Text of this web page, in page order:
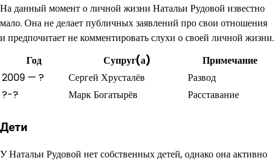
На данный момент о личной жизни Натальи Рудовой известно
мало. Она не делает публичных заявлений про свои отношения
и предпочитает не комментировать слухи о своей личной жизни.
Год
Супруг(а)
Примечание
2009 — ?
Сергей Хрусталёв
Развод
?-?
Марк Богатырёв Расставание
Дети
У Натальи Рудовой нет собственных детей, однако она активно